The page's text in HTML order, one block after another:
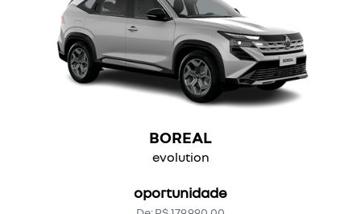
BOREAL
evolution
oportunidade